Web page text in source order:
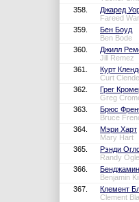
358.
Джаред
Fareed
359.
Бен Боуд
Ben Bode
360.
Джилл
Jill Remez
361.
Курт
Curt
362.
Грег
Greg
363.
Брюс
Bruce
364.
Мэри Харт
Mary Hart
365.
Рэнди
Randy
366.
Benjamin
367.
Клемент
Clement